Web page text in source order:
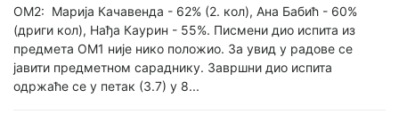
ОМ2: Марија Качавенда - 62% (2. кол), Ана Бабић - 60%
(дриги кол), Нађа Каурин - 55%. Писмени дио испита из
предмета ОМ1 није нико положио. За увид у радове се
јавити предметном сараднику. Завршни дио испита
одржаће се у петак (3.7) у 8...